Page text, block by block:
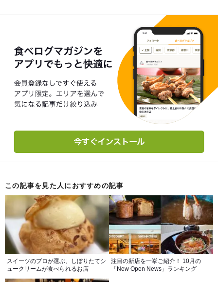
この記事を見た人におすすめの記事
スイーツのプロが選ぶ、しぼりたてシ
ュークリームが食べられるお店
注目の新店を一挙ご紹介！ 10月の
「New Open News」ランキング